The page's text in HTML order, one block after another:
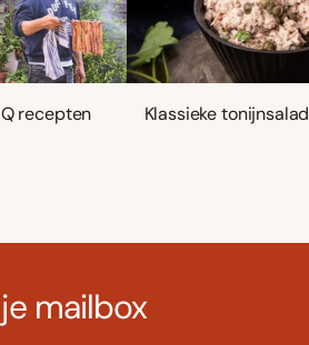
recepten
Klassieke
mailbox